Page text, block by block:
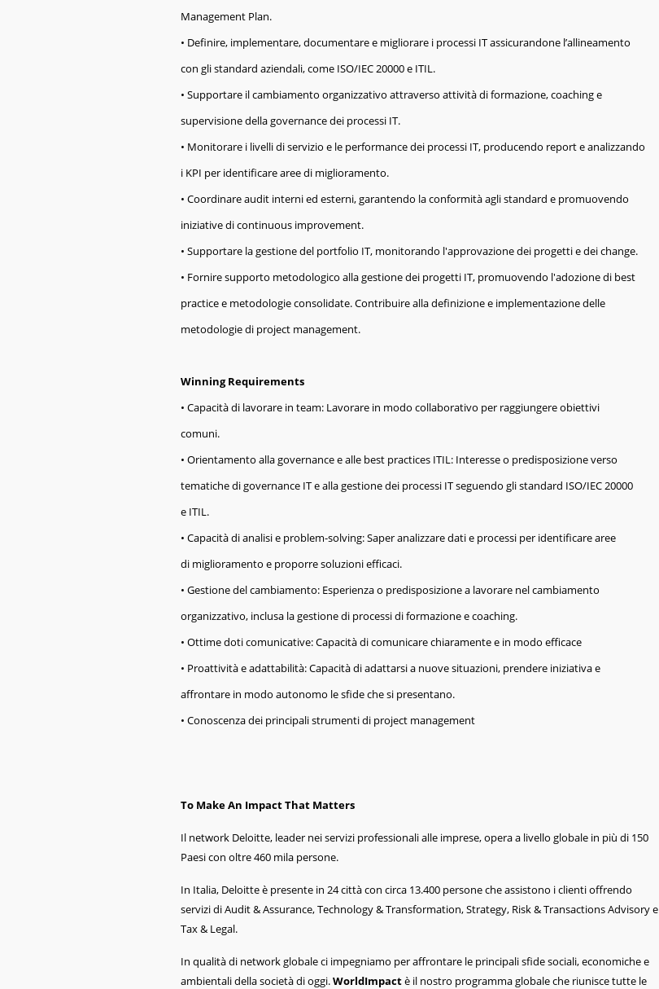
Management Plan.
• Definire, implementare, documentare e migliorare i processi IT assicurandone l’allineamento
con gli standard aziendali, come ISO/IEC 20000 e ITIL.
• Supportare il cambiamento organizzativo attraverso attività di formazione, coaching e
supervisione della governance dei processi IT.
• Monitorare i livelli di servizio e le performance dei processi IT, producendo report e analizzando
i KPI per identificare aree di miglioramento.
• Coordinare audit interni ed esterni, garantendo la conformità agli standard e promuovendo
iniziative di continuous improvement.
• Supportare la gestione del portfolio IT, monitorando l'approvazione dei progetti e dei change.
• Fornire supporto metodologico alla gestione dei progetti IT, promuovendo l'adozione di best
practice e metodologie consolidate. Contribuire alla definizione e implementazione delle
metodologie di project management.
Winning Requirements
• Capacità di lavorare in team: Lavorare in modo collaborativo per raggiungere obiettivi
comuni.
• Orientamento alla governance e alle best practices ITIL: Interesse o predisposizione verso
tematiche di governance IT e alla gestione dei processi IT seguendo gli standard ISO/IEC 20000
e ITIL.
• Capacità di analisi e problem-solving: Saper analizzare dati e processi per identificare aree
di miglioramento e proporre soluzioni efficaci.
• Gestione del cambiamento: Esperienza o predisposizione a lavorare nel cambiamento
organizzativo, inclusa la gestione di processi di formazione e coaching.
• Ottime doti comunicative: Capacità di comunicare chiaramente e in modo efficace
• Proattività e adattabilità: Capacità di adattarsi a nuove situazioni, prendere iniziativa e
affrontare in modo autonomo le sfide che si presentano.
• Conoscenza dei principali strumenti di project management
To Make An Impact That Matters
Il network Deloitte, leader nei servizi professionali alle imprese, opera a livello globale in più di 150
Paesi con oltre 460 mila persone.
In Italia, Deloitte è presente in 24 città con circa 13.400 persone che assistono i clienti offrendo
servizi di Audit & Assurance, Technology & Transformation, Strategy, Risk & Transactions Advisory e
Tax & Legal.
In qualità di network globale ci impegniamo per affrontare le principali sfide sociali, economiche e
ambientali della società di oggi.WorldImpactè il nostro programma globale che riunisce tutte le